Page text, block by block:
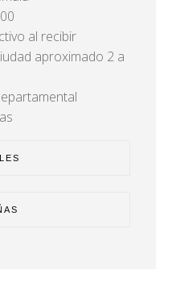
al recibir
aproximado 2 a